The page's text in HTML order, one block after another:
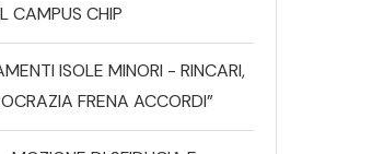
CAMPUS CHIP
ISOLE MINORI - RINCARI,
FRENA ACCORDI”